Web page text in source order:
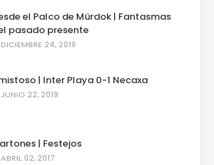
el Palco de Mürdok | Fantasmas
pasado presente
DICIEMBRE 24, 2019
| Inter Playa 0-1 Necaxa
JUNIO 22, 2019
| Festejos
ABRIL 02, 2017